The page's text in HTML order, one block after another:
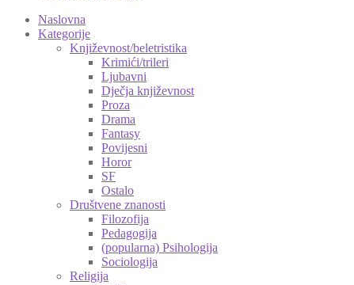
Naslovna
Kategorije
Književnost/beletristika
Krimići/trileri
Ljubavni
Dječja književnost
Proza
Drama
Fantasy
Povijesni
Horor
SF
Ostalo
Društvene znanosti
Filozofija
Pedagogija
(popularna) Psihologija
Sociologija
Religija